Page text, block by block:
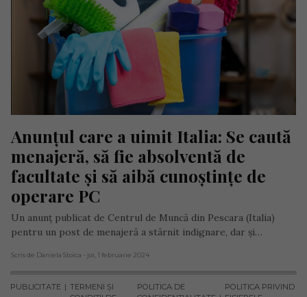
Anunțul care a uimit Italia: Se caută
menajeră, să fie absolventă de
facultate și să aibă cunoștințe de
operare PC
Un anunț publicat de Centrul de Muncă din Pescara (Italia)
pentru un post de menajeră a stârnit indignare, dar și…
Scris de Daniela Stoica - joi, 1 februarie 2024
PUBLICITATE
TERMENI ȘI
POLITICA DE
POLITICA PRIVIND